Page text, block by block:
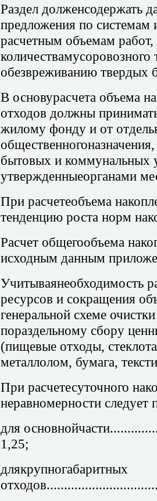
Раздел долженсодержать
предложения по системам
расчетным объемам
количествамусоровозного
обезвреживанию
В основурасчета объема
отходов должны
жилому фонду и от
бытовых и коммунальных
утвержденныеорганами
При расчетеобъема
тенденцию роста норм
Расчет общегообъема
исходным данным
Учитываянеобходимость
ресурсов и сокращения
генеральной схеме
пораздельному сбору
(пищевые отходы,
металлолом, бумага,
При расчетесуточного
неравномерности следует
для
1,25;
длякрупногабаритных